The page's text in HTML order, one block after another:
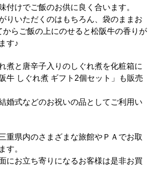
付けでご飯のお供に良く合います。
りいただくのはもちろん、袋のままお
からご飯の上にのせると松阪牛の香りが
す♪
煮と唐辛子入りのしぐれ煮を化粧箱に
牛 しぐれ煮 ギフト2個セット」も販売
婚式などのお祝いの品としてご利用い
重県内のさまざまな旅館やＰＡでお取
す。
にお立ち寄りになるお客様は是非お買